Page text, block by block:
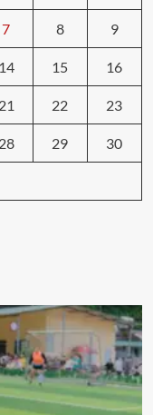
7 8 9
14 15 16
21 22 23
28 29 30